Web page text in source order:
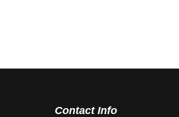
Contact Info